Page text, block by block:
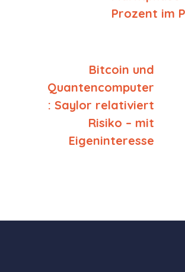
Prozent im
Bitcoin und
Quantencomputer
: Saylor relativiert
Risiko – mit
Eigeninteresse